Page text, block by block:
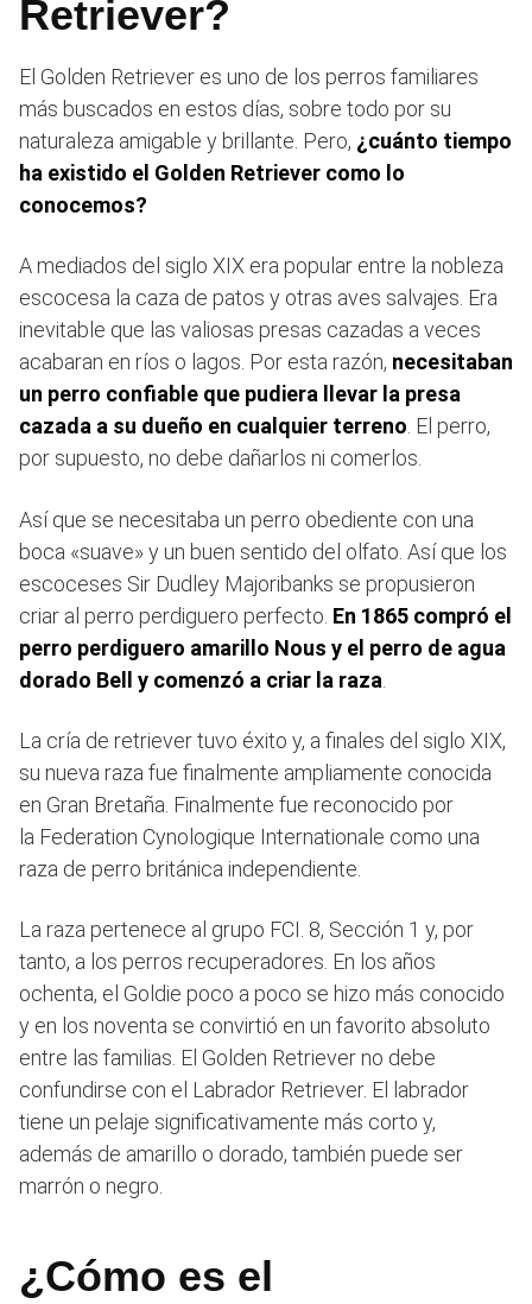
Retriever?
El Golden Retriever es uno de los perros familiares
más buscados en estos días, sobre todo por su
naturaleza amigable y brillante. Pero, ¿cuánto tiempo
ha existido el Golden Retriever como lo
conocemos?
A mediados del siglo XIX era popular entre la nobleza
escocesa la caza de patos y otras aves salvajes. Era
inevitable que las valiosas presas cazadas a veces
acabaran en ríos o lagos. Por esta razón, necesitaban
un perro confiable que pudiera llevar la presa
cazada a su dueño en cualquier terreno. El perro,
por supuesto, no debe dañarlos ni comerlos.
Así que se necesitaba un perro obediente con una
boca «suave» y un buen sentido del olfato. Así que los
escoceses Sir Dudley Majoribanks se propusieron
criar al perro perdiguero perfecto. En 1865 compró el
perro perdiguero amarillo Nous y el perro de agua
dorado Bell y comenzó a criar la raza.
La cría de retriever tuvo éxito y, a finales del siglo XIX,
su nueva raza fue finalmente ampliamente conocida
en Gran Bretaña. Finalmente fue reconocido por
la Federation Cynologique Internationale como una
raza de perro británica independiente.
La raza pertenece al grupo FCI. 8, Sección 1 y, por
tanto, a los perros recuperadores. En los años
ochenta, el Goldie poco a poco se hizo más conocido
y en los noventa se convirtió en un favorito absoluto
entre las familias. El Golden Retriever no debe
confundirse con el Labrador Retriever. El labrador
tiene un pelaje significativamente más corto y,
además de amarillo o dorado, también puede ser
marrón o negro.
¿Cómo es el